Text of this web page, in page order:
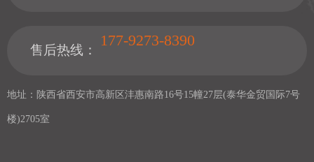
售后热线：
177-9273-8390
地址：陕西省西安市高新区沣惠南路16号15幢27层(泰华金贸国际7号
楼)2705室